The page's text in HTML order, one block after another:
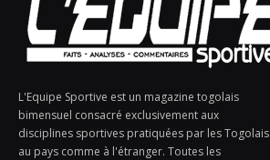
L'Equipe Sportive est un magazine togolais
bimensuel consacré exclusivement aux
disciplines sportives pratiquées par les Togolais
au pays comme à l'étranger. Toutes les